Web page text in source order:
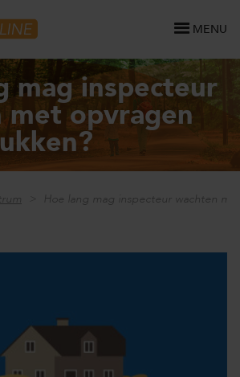
MENU
mag inspecteur
met opvragen
Hoe lang mag inspecteur wachten